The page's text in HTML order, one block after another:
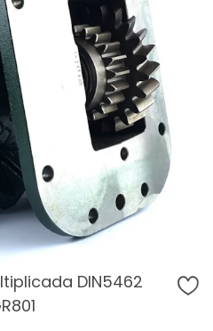
DIN5462